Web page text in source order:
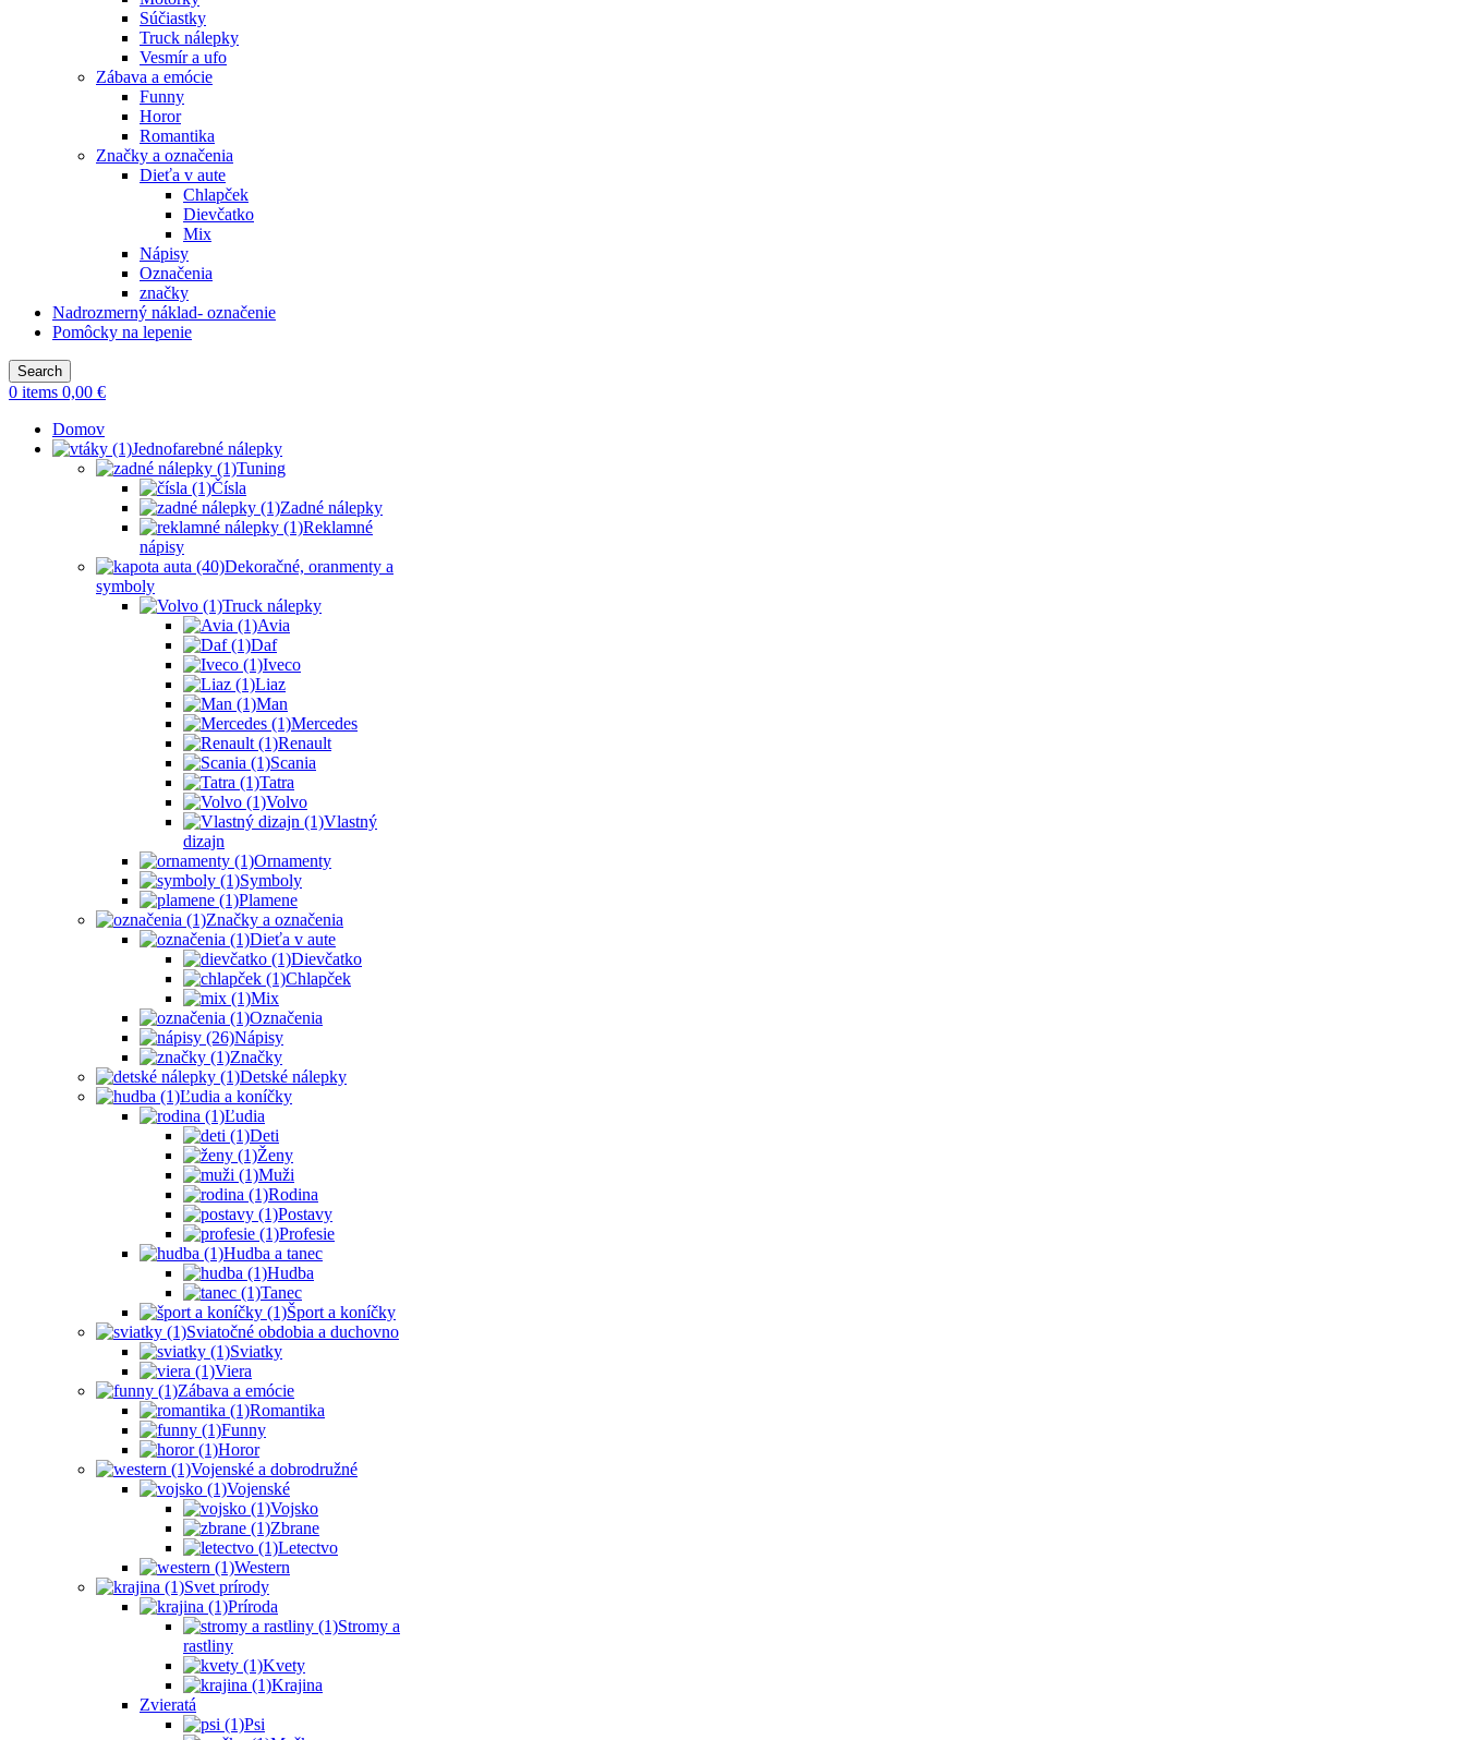
Súčiastky
Truck nálepky
Vesmír a ufo
Zábava a emócie
Funny
Horor
Romantika
Značky a označenia
Dieťa v aute
Chlapček
Dievčatko
Mix
Nápisy
Označenia
značky
Nadrozmerný náklad- označenie
Pomôcky na lepenie
Search
0 items 0,00 €
Domov
Jednofarebné nálepky
Tuning
Čísla
Zadné nálepky
Reklamné
nápisy
Dekoračné, oranmenty a
symboly
Truck nálepky
Avia
Daf
Iveco
Liaz
Man
Mercedes
Renault
Scania
Tatra
Volvo
Vlastný
dizajn
Ornamenty
Symboly
Plamene
Značky a označenia
Dieťa v aute
Dievčatko
Chlapček
Mix
Označenia
Nápisy
Značky
Detské nálepky
Ľudia a koníčky
Ľudia
Deti
Ženy
Muži
Rodina
Postavy
Profesie
Hudba a tanec
Hudba
Tanec
Šport a koníčky
Sviatočné obdobia a duchovno
Sviatky
Viera
Zábava a emócie
Romantika
Funny
Horor
Vojenské a dobrodružné
Vojenské
Vojsko
Zbrane
Letectvo
Western
Svet prírody
Príroda
Stromy a
rastliny
Kvety
Krajina
Zvieratá
Psi